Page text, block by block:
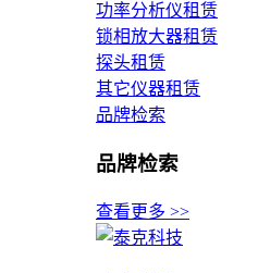
功率分析仪租赁
锁相放大器租赁
探头租赁
其它仪器租赁
品牌检索
品牌检索
查看更多 >>